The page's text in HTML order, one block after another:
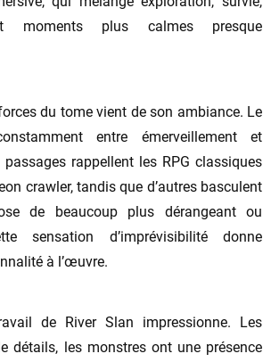
moments plus calmes presque
du tome vient de son ambiance. Le
entre émerveillement et
passages rappellent les RPG classiques
crawler, tandis que d’autres basculent
de beaucoup plus dérangeant ou
sensation d’imprévisibilité donne
à l’œuvre.
de River Slan impressionne. Les
détails, les monstres ont une présence